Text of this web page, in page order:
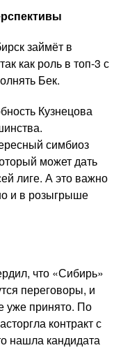
займёт в
как роль в топ-3 с
Бек.
Кузнецова
симбиоз
может дать
лиге. А это важно
и в розыгрыше
что «Сибирь»
переговоры, и
уже принято. По
контракт с
нашла кандидата